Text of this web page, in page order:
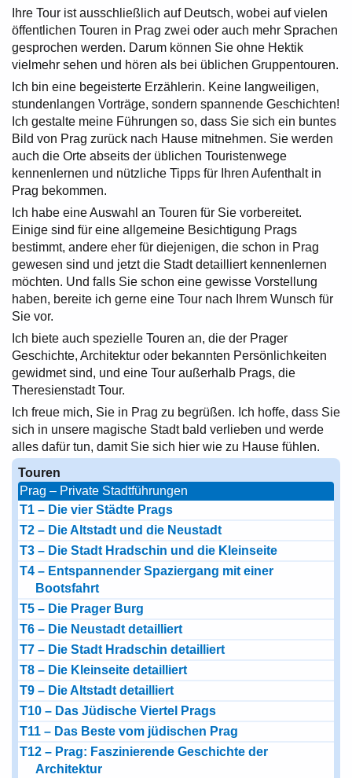
Ihre Tour ist ausschließlich auf Deutsch, wobei auf vielen
öffentlichen Touren in Prag zwei oder auch mehr Sprachen
gesprochen werden. Darum können Sie ohne Hektik
vielmehr sehen und hören als bei üblichen Gruppentouren.
Ich bin eine begeisterte Erzählerin. Keine langweiligen,
stundenlangen Vorträge, sondern spannende Geschichten!
Ich gestalte meine Führungen so, dass Sie sich ein buntes
Bild von Prag zurück nach Hause mitnehmen. Sie werden
auch die Orte abseits der üblichen Touristenwege
kennenlernen und nützliche Tipps für Ihren Aufenthalt in
Prag bekommen.
Ich habe eine Auswahl an Touren für Sie vorbereitet.
Einige sind für eine allgemeine Besichtigung Prags
bestimmt, andere eher für diejenigen, die schon in Prag
gewesen sind und jetzt die Stadt detailliert kennenlernen
möchten. Und falls Sie schon eine gewisse Vorstellung
haben, bereite ich gerne eine Tour nach Ihrem Wunsch für
Sie vor.
Ich biete auch spezielle Touren an, die der Prager
Geschichte, Architektur oder bekannten Persönlichkeiten
gewidmet sind, und eine Tour außerhalb Prags, die
Theresienstadt Tour.
Ich freue mich, Sie in Prag zu begrüßen. Ich hoffe, dass Sie
sich in unsere magische Stadt bald verlieben und werde
alles dafür tun, damit Sie sich hier wie zu Hause fühlen.
Touren
Prag – Private Stadtführungen
T1 – Die vier Städte Prags
T2 – Die Altstadt und die Neustadt
T3 – Die Stadt Hradschin und die Kleinseite
T4 – Entspannender Spaziergang mit einer
Bootsfahrt
T5 – Die Prager Burg
T6 – Die Neustadt detailliert
T7 – Die Stadt Hradschin detailliert
T8 – Die Kleinseite detailliert
T9 – Die Altstadt detailliert
T10 – Das Jüdische Viertel Prags
T11 – Das Beste vom jüdischen Prag
T12 – Prag: Faszinierende Geschichte der
Architektur